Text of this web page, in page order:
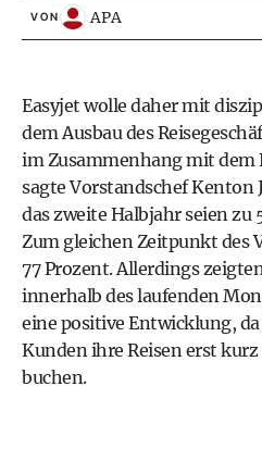
VON APA
Easyjet wolle daher mit
dem Ausbau des
im Zusammenhang mit dem
sagte Vorstandschef Kenton
das zweite Halbjahr seien zu
Zum gleichen Zeitpunkt des
77 Prozent. Allerdings
innerhalb des laufenden
eine positive Entwicklung,
Kunden ihre Reisen erst
buchen.